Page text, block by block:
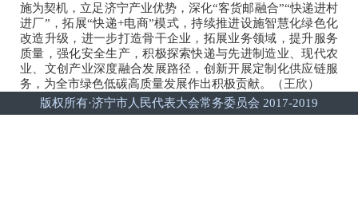
施为契机，立足济宁产业优势，深化“客货邮融合”“快递进村
进厂”，拓展“快递+电商”模式，持续推进设施智慧化绿色化
改造升级，进一步打造骨干企业，拓展业务领域，提升服务
质量，强化安全生产，积极探索快递与先进制造业、现代农
业、文创产业深度融合发展路径，创新开展定制化供应链服
务，为全市绿色低碳高质量发展作出积极贡献。（王欣）
版权所有·济宁市人民代表大会常务委员会 2017-2019